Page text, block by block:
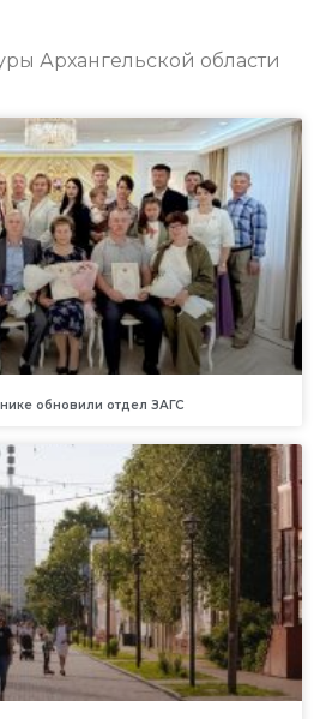
Архангельской области
обновили отдел ЗАГС